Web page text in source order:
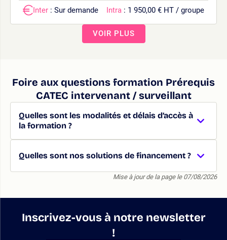
Inter : Sur demande Intra : 1 950,00 € HT / groupe
VOIR PLUS
Foire aux questions formation Prérequis
CATEC intervenant / surveillant
Quelles sont les modalités et délais d’accès à
la formation ?
Quelles sont nos solutions de financement ?
Mise à jour de la page le 07/08/2026
Inscrivez-vous à notre newsletter
!